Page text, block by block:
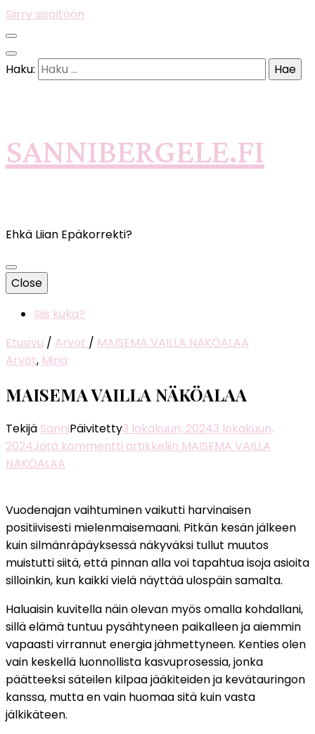
Siirry sisältöön
Haku:
SANNIBERGELE.FI
Ehkä Liian Epäkorrekti?
Close
Siis kuka?
Etusivu / Arvot / MAISEMA VAILLA NÄKÖALAA
Arvot, Minä
MAISEMA VAILLA NÄKÖALAA
Tekijä SanniPäivitetty3 lokakuun, 20243 lokakuun,
2024Jätä kommentti artikkeliin MAISEMA VAILLA
NÄKÖALAA
Vuodenajan vaihtuminen vaikutti harvinaisen
positiivisesti mielenmaisemaani. Pitkän kesän jälkeen
kuin silmänräpäyksessä näkyväksi tullut muutos
muistutti siitä, että pinnan alla voi tapahtua isoja asioita
silloinkin, kun kaikki vielä näyttää ulospäin samalta.
Haluaisin kuvitella näin olevan myös omalla kohdallani,
sillä elämä tuntuu pysähtyneen paikalleen ja aiemmin
vapaasti virrannut energia jähmettyneen. Kenties olen
vain keskellä luonnollista kasvuprosessia, jonka
päätteeksi säteilen kilpaa jääkiteiden ja kevätauringon
kanssa, mutta en vain huomaa sitä kuin vasta
jälkikäteen.